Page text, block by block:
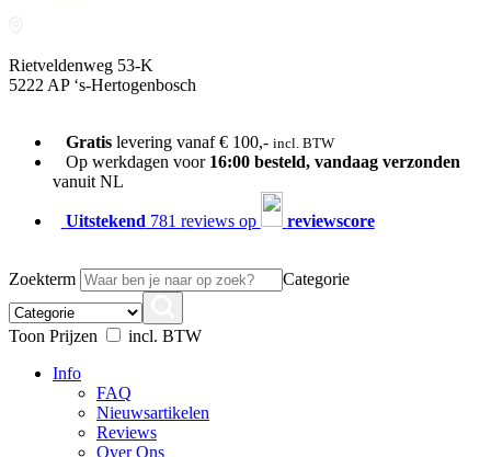
Rietveldenweg 53-K
5222 AP ‘s-Hertogenbosch
Gratislevering vanaf € 100,- incl. BTW
Op werkdagen voor 16:00 besteld, vandaag verzonden
vanuit NL
Uitstekend 781 reviews op reviewscore
Zoekterm Categorie
Toon Prijzen
incl. BTW
Info
FAQ
Nieuwsartikelen
Reviews
Over Ons